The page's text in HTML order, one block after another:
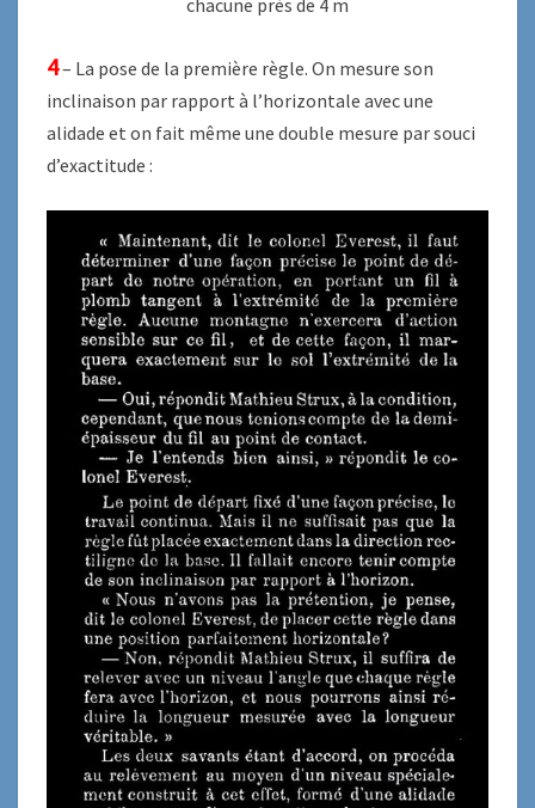
chacune près de 4 m
4– La pose de la première règle. On mesure son
inclinaison par rapport à l’horizontale avec une
alidade et on fait même une double mesure par souci
d’exactitude :